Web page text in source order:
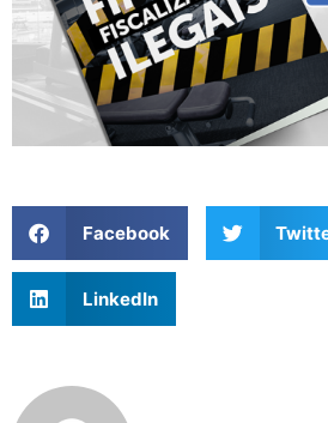
Facebook
LinkedIn